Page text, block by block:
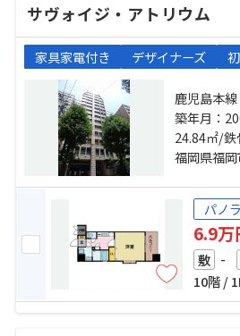
サヴォイジ・アトリウム
家具家電付き デザイナーズ
鹿児島本線
市空港線「博
七隈線「
築年月：
24.84㎡/鉄
福岡県福
パノ
6.9万
敷 -
10階 /